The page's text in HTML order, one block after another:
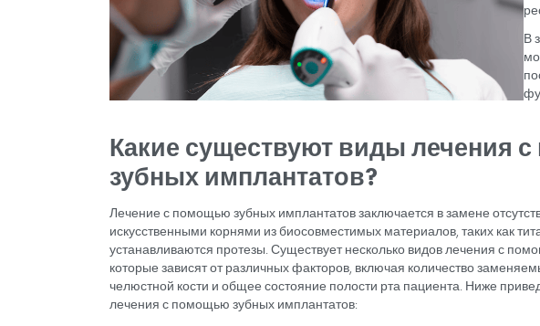
Преимущества установки
в Турции
Высококачественное стоматологическое
технологий
Доступная стоимость лечения по сравнению со
Квалифицированные стоматологи, прошедшие